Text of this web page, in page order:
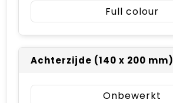
Full colour
Achterzijde (140 x 200 mm)
Onbewerkt